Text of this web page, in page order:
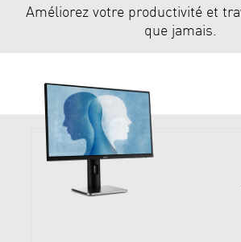
Améliorez votre productivité et
que jamais.